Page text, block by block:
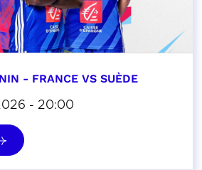
- FRANCE VS SUÈDE
- 20:00